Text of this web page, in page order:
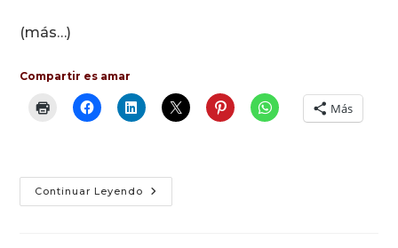
(más…)
Compartir es amar
Más
Continuar Leyendo Revolvedores
De